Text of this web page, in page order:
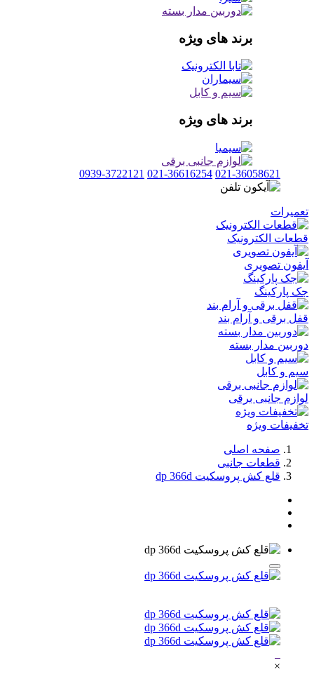
برند های ویژه
برند های ویژه
021-36058621
021-36616254
0939-3722121
تعمیرات
قطعات الکترونیک
آیفون تصویری
جک پارکینگ
قفل برقی و آرام بند
دوربین مدار بسته
سیم و کابل
لوازم جانبی برقی
تخفیفات ویژه
صفحه اصلی
قطعات جانبی
قلع کش پروسکیت dp 366d
×